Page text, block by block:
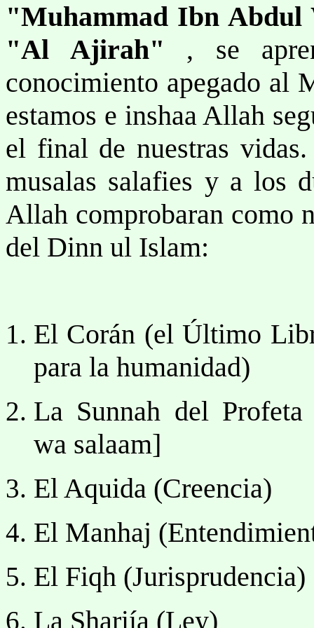
"Muhammad Ibn Abdul
"Al Ajirah" , se
conocimiento apegado al
estamos e inshaa Allah
el final de nuestras
musalas salafies y a los
Allah comprobaran como
del Dinn ul Islam:
El Corán (el Último
para la humanidad)
La Sunnah del
wa salaam]
El Aquida (Creencia)
El Manhaj
El Fiqh (Jurisprudencia)
La Shariía (Ley)